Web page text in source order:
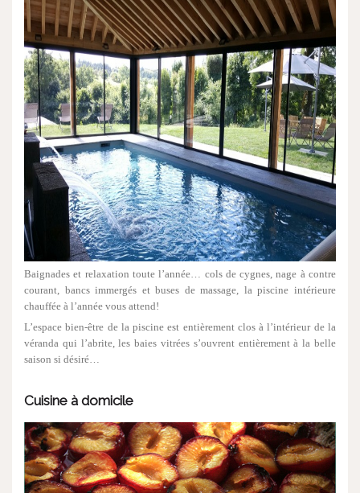
Baignades et relaxation toute l’année… cols de cygnes, nage à contre
courant, bancs immergés et buses de massage, la piscine intérieure
chauffée à l’année vous attend!
L’espace bien-être de la piscine est entièrement clos à l’intérieur de la
véranda qui l’abrite, les baies vitrées s’ouvrent entièrement à la belle
saison si désiré…
Cuisine à domicile